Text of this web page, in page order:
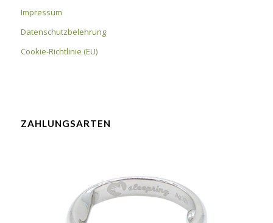
Impressum
Datenschutzbelehrung
Cookie-Richtlinie (EU)
ZAHLUNGSARTEN